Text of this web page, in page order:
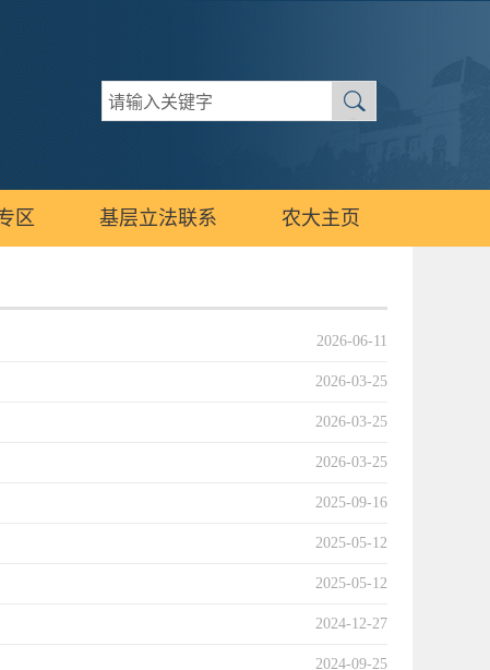
区 基层立法联系 农大主页
2026-06-11
2026-03-25
2026-03-25
2026-03-25
2025-09-16
2025-05-12
2025-05-12
2024-12-27
2024-09-25